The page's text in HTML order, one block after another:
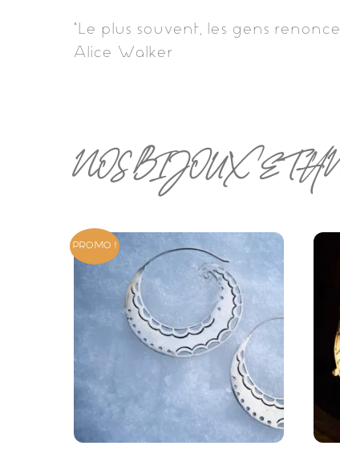
“Le plus souvent, les gens
Alice Walker
NOS BIJOUX
PROMO !